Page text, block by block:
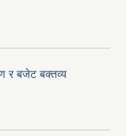
र बजेट बक्तव्य